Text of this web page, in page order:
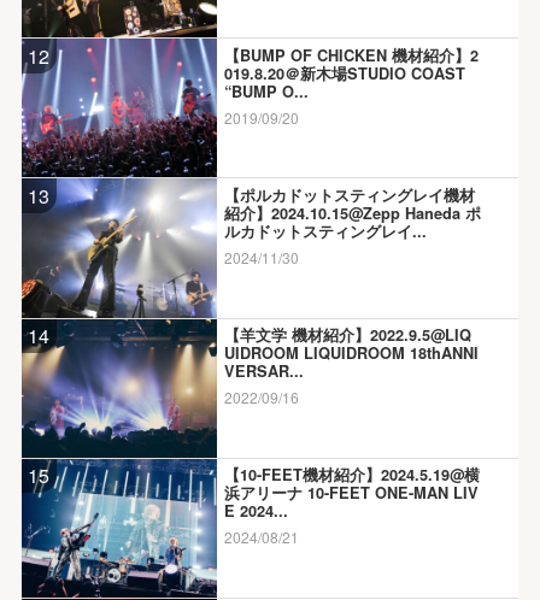
12
【BUMP OF CHICKEN 機材紹介】2
019.8.20＠新木場STUDIO COAST
“BUMP O...
2019/09/20
13
【ポルカドットスティングレイ機材
紹介】2024.10.15@Zepp Haneda ポ
ルカドットスティングレイ...
2024/11/30
14
【羊文学 機材紹介】2022.9.5@LIQ
UIDROOM LIQUIDROOM 18thANNI
VERSAR...
2022/09/16
15
【10-FEET機材紹介】2024.5.19@横
浜アリーナ 10-FEET ONE-MAN LIV
E 2024...
2024/08/21